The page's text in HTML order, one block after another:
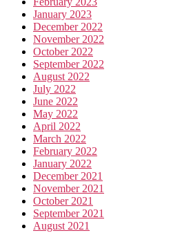
January 2023
December 2022
November 2022
October 2022
September 2022
August 2022
July 2022
June 2022
May 2022
April 2022
March 2022
February 2022
January 2022
December 2021
November 2021
October 2021
September 2021
August 2021